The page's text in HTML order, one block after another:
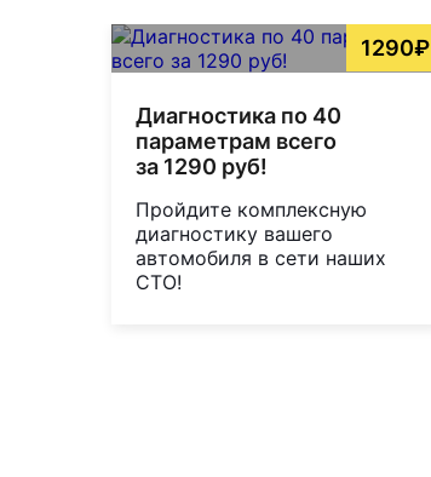
1290₽
Диагностика по 40
параметрам всего
за 1290 руб!
Пройдите комплексную
диагностику вашего
автомобиля в сети наших
СТО!